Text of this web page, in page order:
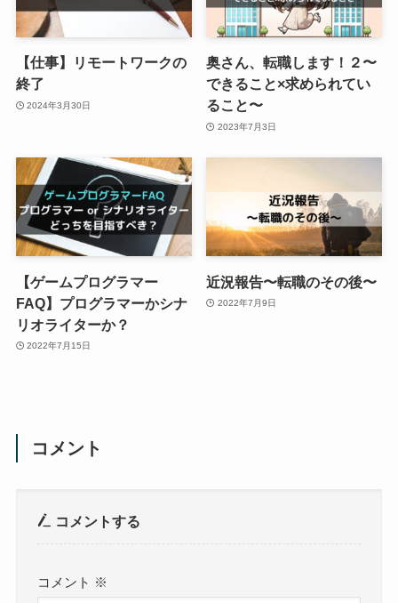
【仕事】リモートワークの
終了
2024年3月30日
奥さん、転職します！２〜
できること×求められてい
ること〜
2023年7月3日
【ゲームプログラマー
FAQ】プログラマーかシナ
リオライターか？
2022年7月15日
近況報告〜転職のその後〜
2022年7月9日
コメント
コメントする
コメント ※